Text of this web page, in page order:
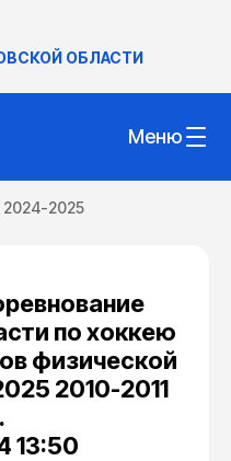
ОБЛАСТИ
Меню
2024-2025
по хоккею
физической
2010-2011
13:50